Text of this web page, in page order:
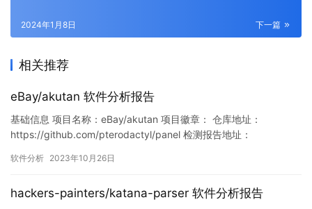
下一篇
2024年1月8日
相关推荐
eBay/akutan 软件分析报告
基础信息 项目名称：eBay/akutan 项目徽章： 仓库地址：
https://github.com/pterodactyl/panel 检测报告地址：
6816/1717362393206095872 此报告由Murphysec提供 漏洞列
软件分析 2023年10月26日
hackers-painters/katana-parser 软件分析报告